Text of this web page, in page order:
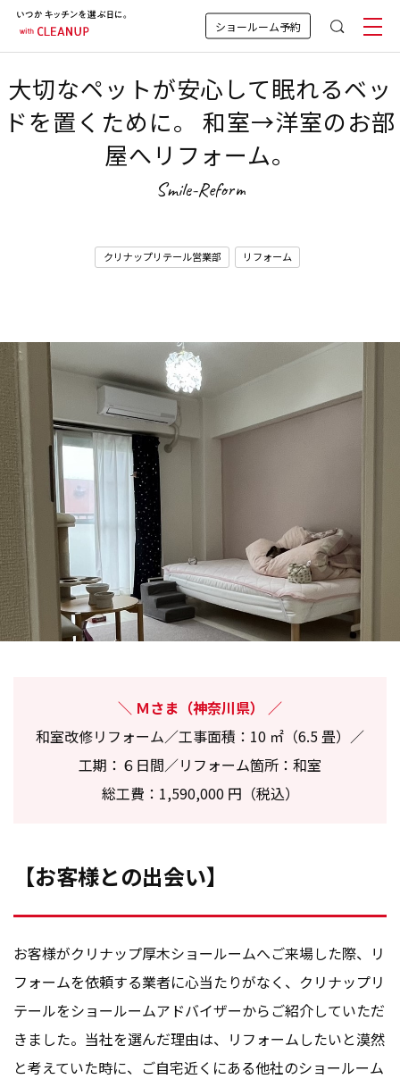
ショールーム予約
大切なペットが安心して眠れるベッ
ドを置くために。 和室→洋室のお部
屋へリフォーム。
Smile-Reform
クリナップリテール営業部 リフォーム
Ｍさま（神奈川県）
和室改修リフォーム／工事面積：10 ㎡（6.5 畳）／
工期：６日間／リフォーム箇所：和室
総工費：1,590,000 円（税込）
【お客様との出会い】
お客様がクリナップ厚木ショールームへご来場した際、リ
フォームを依頼する業者に心当たりがなく、クリナップリ
テールをショールームアドバイザーからご紹介していただ
きました。当社を選んだ理由は、リフォームしたいと漠然
と考えていた時に、ご自宅近くにある他社のショールーム